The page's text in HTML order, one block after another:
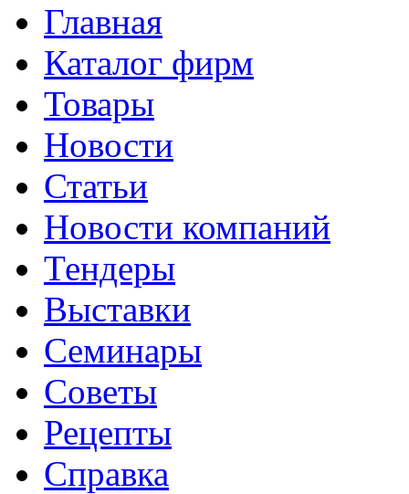
Главная
Каталог фирм
Товары
Новости
Статьи
Новости компаний
Тендеры
Выставки
Семинары
Советы
Рецепты
Справка